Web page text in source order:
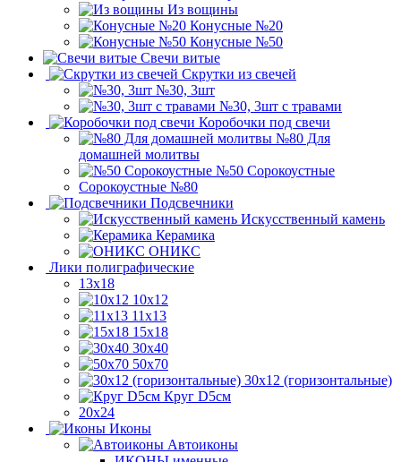
Из вощины
Конусные №20
Конусные №50
Свечи витые
Скрутки из свечей
№30, 3шт
№30, 3шт с травами
Коробочки под свечи
№80 Для
домашней молитвы
№50 Сорокоустные
Сорокоустные №80
Подсвечники
Искусственный камень
Керамика
ОНИКС
Лики полиграфические
13x18
10x12
11х13
15х18
30x40
50x70
30x12 (горизонтальные)
Круг D5см
20х24
Иконы
Автоиконы